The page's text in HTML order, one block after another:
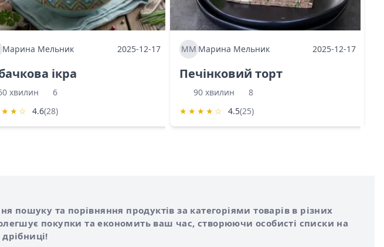
Марина Мельник 2025-12-17
ікра
хвилин
6
★ ★ ☆ 4.6(28)
МММарина Мельник 2025-12-17
Печінковий торт
90 хвилин
8
★ ★ ★ ★ ☆ 4.5(25)
пошуку та порівняння продуктів за категоріями товарів в різних
покупки та економить ваш час, створюючи особисті списки на